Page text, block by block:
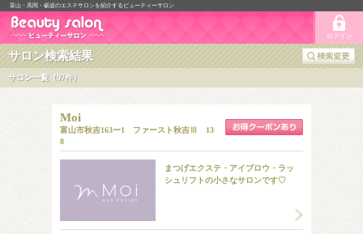
富山・高岡・砺波のエステサロンを紹介するビューティーサロン
ログイン
サロン検索結果
サロン一覧（97件）
Moi
富山市秋吉163ー1 ファースト秋吉Ⅲ 13
8
まつげエクステ・アイブロウ・ラッ
シュリフトの小さなサロンです♡